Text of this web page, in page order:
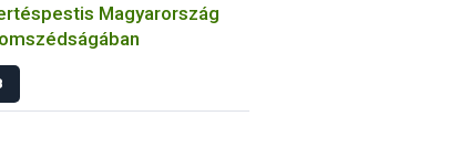
Magyarország